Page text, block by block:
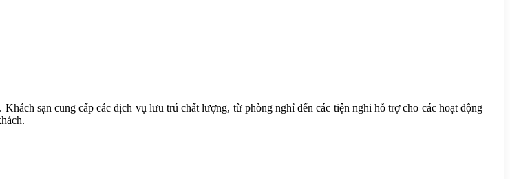
sạn cung cấp các dịch vụ lưu trú chất lượng, từ phòng nghỉ đến các tiện nghi hỗ trợ cho các hoạt động